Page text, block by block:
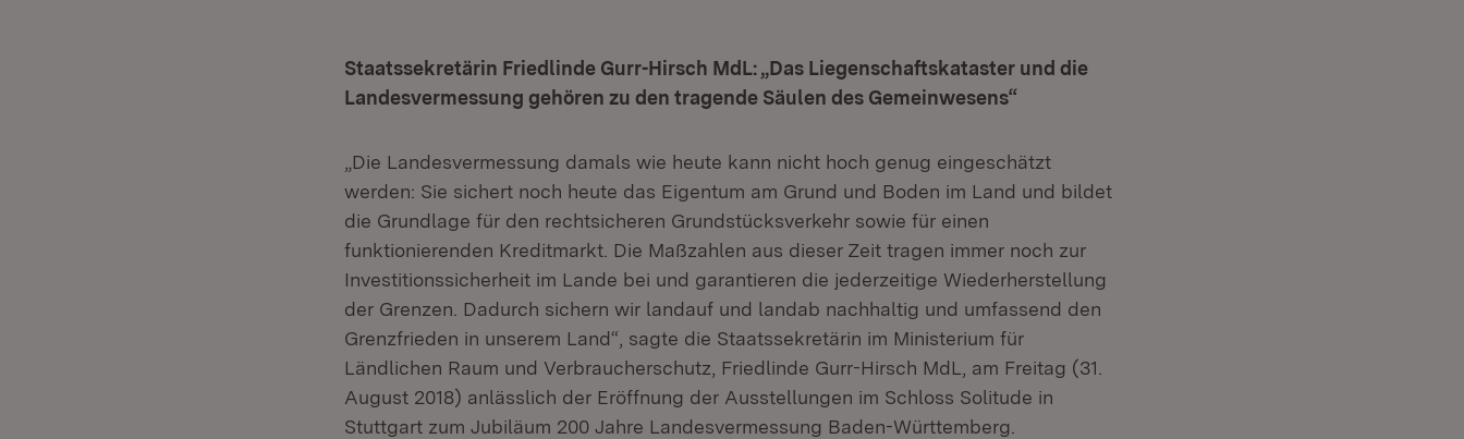
Staatssekretärin Friedlinde Gurr-Hirsch MdL: „Das Liegenschaftskataster und die
Landesvermessung gehören zu den tragende Säulen des Gemeinwesens“
„Die Landesvermessung damals wie heute kann nicht hoch genug eingeschätzt
werden: Sie sichert noch heute das Eigentum am Grund und Boden im Land und bildet
die Grundlage für den rechtsicheren Grundstücksverkehr sowie für einen
funktionierenden Kreditmarkt. Die Maßzahlen aus dieser Zeit tragen immer noch zur
Investitionssicherheit im Lande bei und garantieren die jederzeitige Wiederherstellung
der Grenzen. Dadurch sichern wir landauf und landab nachhaltig und umfassend den
Grenzfrieden in unserem Land“, sagte die Staatssekretärin im Ministerium für
Ländlichen Raum und Verbraucherschutz, Friedlinde Gurr-Hirsch MdL, am Freitag (31.
August 2018) anlässlich der Eröffnung der Ausstellungen im Schloss Solitude in
Stuttgart zum Jubiläum 200 Jahre Landesvermessung Baden-Württemberg.